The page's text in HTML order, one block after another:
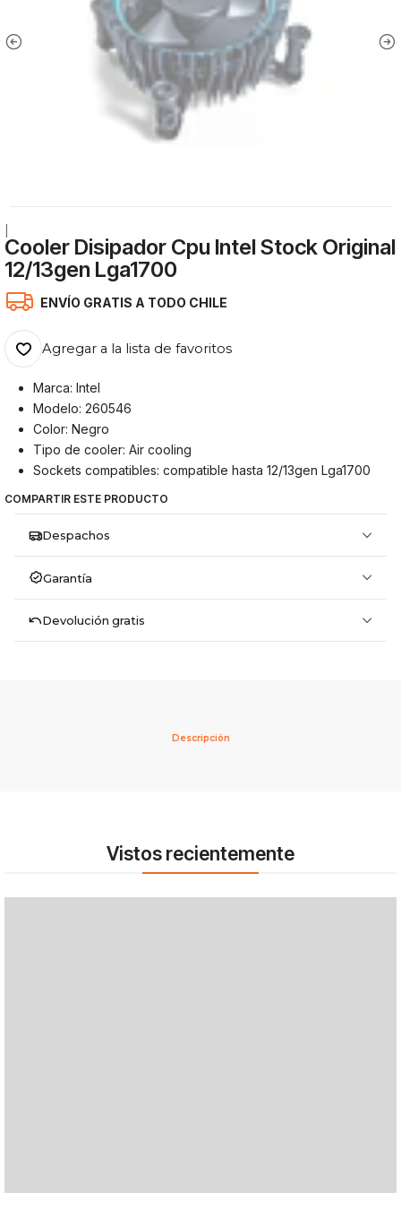
Cooler Disipador Cpu Intel Stock Original
12/13gen Lga1700
ENVÍO GRATIS A TODO CHILE
Agregar a la lista de favoritos
Marca: Intel
Modelo: 260546
Color: Negro
Tipo de cooler: Air cooling
Sockets compatibles: compatible hasta 12/13gen Lga1700
COMPARTIR ESTE PRODUCTO
Despachos
Garantía
Devolución gratis
Descripción
Vistos recientemente